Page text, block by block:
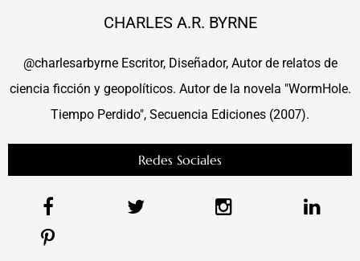
CHARLES A.R. BYRNE
@charlesarbyrne Escritor, Diseñador, Autor de relatos de
ciencia ficción y geopolíticos. Autor de la novela "WormHole.
Tiempo Perdido", Secuencia Ediciones (2007).
Redes Sociales